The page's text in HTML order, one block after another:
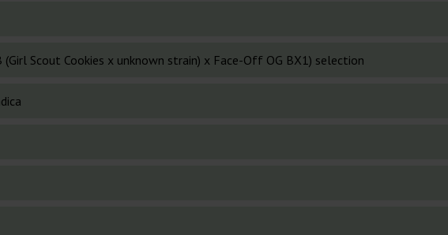
(Girl Scout Cookies x unknown strain) x Face-Off OG BX1) selection